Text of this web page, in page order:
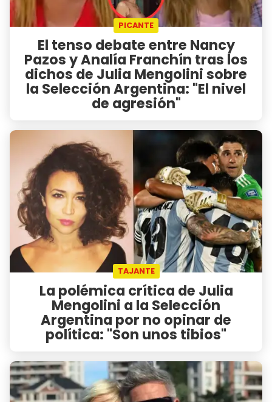
PICANTE
El tenso debate entre Nancy
Pazos y Analía Franchín tras los
dichos de Julia Mengolini sobre
la Selección Argentina: "El nivel
de agresión"
TAJANTE
La polémica crítica de Julia
Mengolini a la Selección
Argentina por no opinar de
política: "Son unos tibios"